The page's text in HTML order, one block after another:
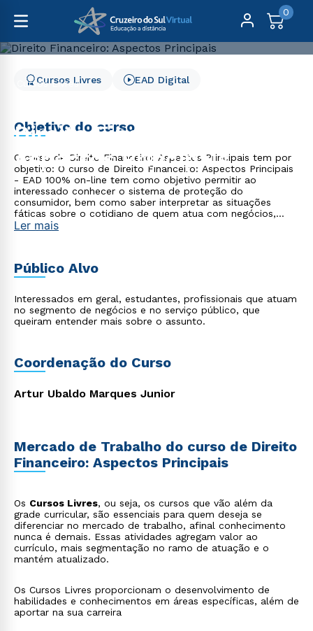
0
Cursos Livres
Direito Financeiro:
Aspectos Principais
Cursos Livres EAD Digital
Objetivo do curso
O curso de Direito Financeiro: Aspectos Principais tem por
objetivo: O curso de Direito Financeiro: Aspectos Principais
- EAD 100% on-line tem como objetivo permitir ao
interessado conhecer o sistema de proteção do
consumidor, bem como saber interpretar as situações
fáticas sobre o cotidiano de quem atua com negócios,
contratos e no âmbito jurídico. Preparar o interessado para
Ler mais
Público Alvo
Interessados em geral, estudantes, profissionais que atuam
no segmento de negócios e no serviço público, que
queiram entender mais sobre o assunto.
Coordenação do Curso
Artur Ubaldo Marques Junior
Mercado de Trabalho do curso de Direito
Financeiro: Aspectos Principais
Os Cursos Livres, ou seja, os cursos que vão além da
grade curricular, são essenciais para quem deseja se
diferenciar no mercado de trabalho, afinal conhecimento
nunca é demais. Essas atividades agregam valor ao
currículo, mais segmentação no ramo de atuação e o
mantém atualizado.
Os Cursos Livres proporcionam o desenvolvimento de
habilidades e conhecimentos em áreas específicas, além de
aportar na sua carreira